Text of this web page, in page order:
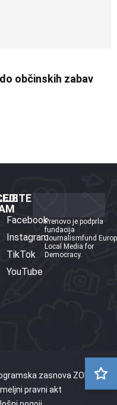
občinskih zabav
Facebook
Instagram
TikTok
YouTube
Prenovo je podprla
fundacija
Journalismfund
Local Media for
Democracy.
zasnova ZON
pravni akt